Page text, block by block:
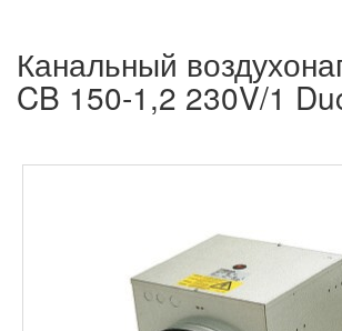
Канальный
CB 150-1,2 230V/1